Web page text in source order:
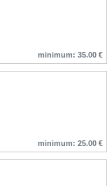
minimum: 35.00 €
minimum: 25.00 €